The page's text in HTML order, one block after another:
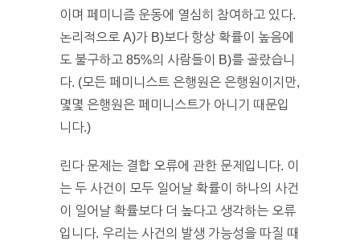
이며 페미니즘 운동에 열심히 참여하고 있다.
논리적으로 A)가 B)보다 항상 확률이 높음에
도 불구하고 85%의 사람들이 B)를 골랐습니
다. (모든 페미니스트 은행원은 은행원이지만,
몇몇 은행원은 페미니스트가 아니기 때문입
니다.)
린다 문제는 결합 오류에 관한 문제입니다. 이
는 두 사건이 모두 일어날 확률이 하나의 사건
이 일어날 확률보다 더 높다고 생각하는 오류
입니다. 우리는 사건의 발생 가능성을 따질 때